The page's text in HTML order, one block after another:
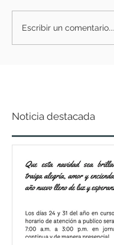
Escribir un comentario...
Noticia destacada